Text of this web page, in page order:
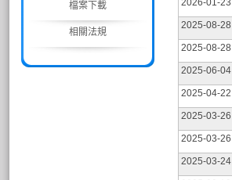
檔案下載
相關法規
2026-01-23
2025-08-28
2025-08-28
2025-06-04
2025-04-22
2025-03-26
2025-03-26
2025-03-24